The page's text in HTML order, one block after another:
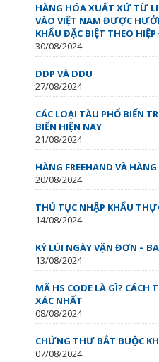
HÀNG HÓA XUẤT XỨ TỪ
VÀO VIỆT NAM ĐƯỢC
KHẨU ĐẶC BIỆT THEO
30/08/2024
DDP VÀ DDU
27/08/2024
CÁC LOẠI TÀU PHỔ BIẾN
BIỂN HIỆN NAY
21/08/2024
HÀNG FREEHAND VÀ
20/08/2024
THỦ TỤC NHẬP KHẨU
14/08/2024
KÝ LÙI NGÀY VẬN ĐƠN –
13/08/2024
MÃ HS CODE LÀ GÌ? CÁCH
XÁC NHẤT
08/08/2024
CHỨNG THƯ BẮT BUỘC
07/08/2024